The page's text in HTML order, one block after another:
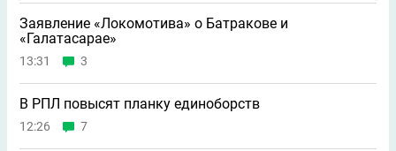
Заявление «Локомотива» о Батракове и
«Галатасарае»
13:31 3
В РПЛ повысят планку единоборств
12:26 7